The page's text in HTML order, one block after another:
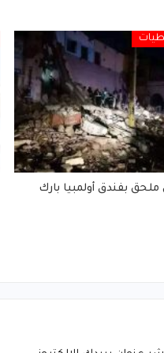
ملحق بفندق أولمبيا بارك